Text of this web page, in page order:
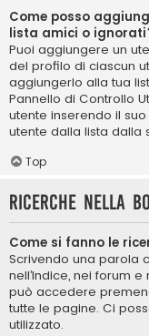
Come posso
lista amici o
Puoi aggiungere un
del profilo di ciascun
aggiungerlo alla tua
Pannello di Controllo
utente inserendo il
utente dalla lista dalla
Top
Ricerche nella
Come si fanno le
Scrivendo una parola
nell’Indice, nei forum
può accedere
tutte le pagine. Ci
utilizzato.